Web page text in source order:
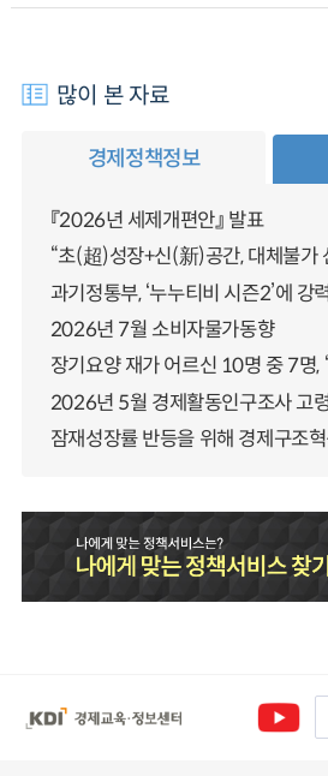
많이 본 자료
경제정책정보
『2026년 세제개편안』 발표
“초(超)성장+신(新)공간, 대체불가
과기정통부, ‘누누티비 시즌2’에 강
2026년 7월 소비자물가동향
2026년 5월 경제활동인구조사 고